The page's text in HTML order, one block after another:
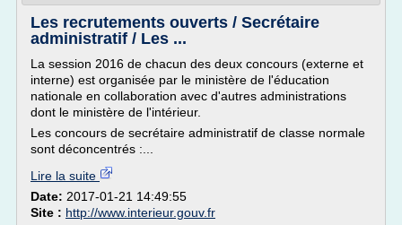
Les recrutements ouverts / Secrétaire
administratif / Les ...
La session 2016 de chacun des deux concours (externe et
interne) est organisée par le ministère de l'éducation
nationale en collaboration avec d'autres administrations
dont le ministère de l'intérieur.
Les concours de secrétaire administratif de classe normale
sont déconcentrés :...
Lire la suite
Date: 2017-01-21 14:49:55
Site : http://www.interieur.gouv.fr